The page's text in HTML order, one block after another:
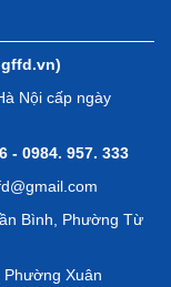
Nội cấp ngày
- 0984. 957. 333
Bình, Phường Từ
Xuân